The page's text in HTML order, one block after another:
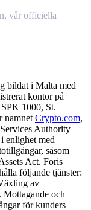
vår officiella
bildat i Malta med
kontor på
1000, St.
namnet Crypto.com,
Authority
enlighet med
såsom
Act. Foris
följande tjänster:
av
och
för kunders